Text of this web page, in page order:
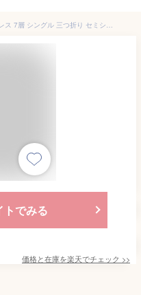
マットレス 折りたたみ 高反発 マットレス 7層 シングル 三つ折り セミシングル 3分割式 35D/37D 150/180ニュートン トッパー 硬め 通気性 高反発ウレタン 3Dメッシュ 夏冬快適 ニット生地 敷布団対応 オーバートップ 腰痛対策 スモールシングル 抗菌、抗臭
トでみる
価格と在庫を楽天でチェック >>